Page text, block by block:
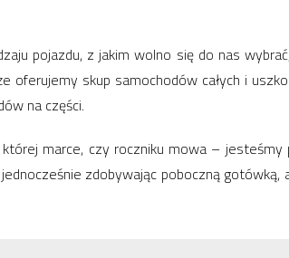
pojazdu, z jakim wolno się do nas
oferujemy skup samochodów całych i
na części.
marce, czy roczniku mowa –
zdobywając poboczną